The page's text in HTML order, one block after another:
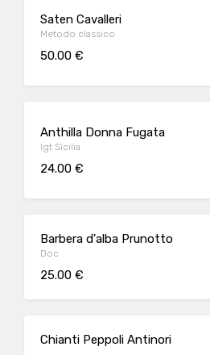
Saten Cavalleri
Metodo classico
50.00 €
Anthilla Donna Fugata
Igt Sicilia
24.00 €
Barbera d'alba Prunotto
Doc
25.00 €
Chianti Peppoli Antinori